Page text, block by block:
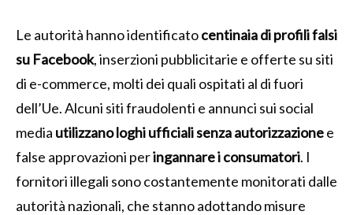
Le autorità hanno identificatocentinaia di profili falsi
su Facebook, inserzioni pubblicitarie e offerte su siti
di e-commerce, molti dei quali ospitati al di fuori
dell’Ue. Alcuni siti fraudolenti e annunci sui social
media utilizzano loghi ufficiali senza autorizzazionee
false approvazioni peringannare i consumatori. I
fornitori illegali sono costantemente monitorati dalle
autorità nazionali, che stanno adottando misure